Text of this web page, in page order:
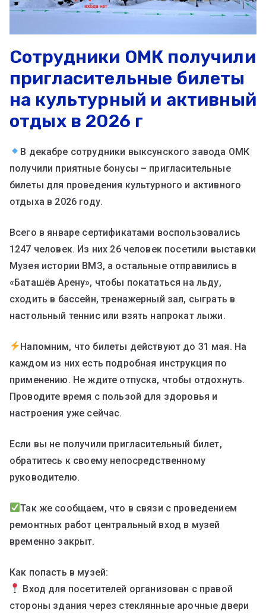
Сотрудники ОМК получили
пригласительные билеты
на культурный и активный
отдых в 2026 г
В декабре сотрудники выксунского завода ОМК
получили приятные бонусы – пригласительные
билеты для проведения культурного и активного
отдыха в 2026 году.
Всего в январе сертификатами воспользовались
1247 человек. Из них 26 человек посетили выставки
Музея истории ВМЗ, а остальные отправились в
«Баташёв Арену», чтобы покататься на льду,
сходить в бассейн, тренажерный зал, сыграть в
настольный теннис или взять напрокат лыжи.
Напомним, что билеты действуют до 31 мая. На
каждом из них есть подробная инструкция по
применению. Не ждите отпуска, чтобы отдохнуть.
Проводите время с пользой для здоровья и
настроения уже сейчас.
Если вы не получили пригласительный билет,
обратитесь к своему непосредственному
руководителю.
Так же сообщаем, что в связи с проведением
ремонтных работ центральный вход в музей
временно закрыт.
Как попасть в музей:
Вход для посетителей организован с правой
стороны здания через стеклянные арочные двери